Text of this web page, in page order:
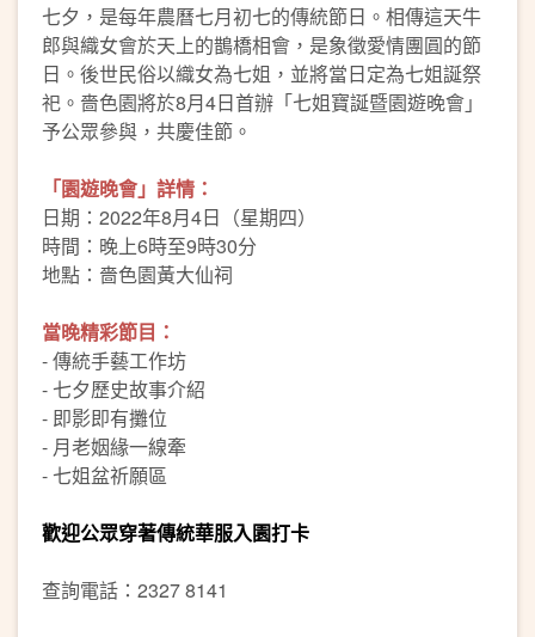
七夕，是每年農曆七月初七的傳統節日。相傳這天牛
郎與織女會於天上的鵲橋相會，是象徵愛情團圓的節
日。後世民俗以織女為七姐，並將當日定為七姐誕祭
祀。嗇色園將於8月4日首辦「七姐寶誕暨園遊晚會」
予公眾參與，共慶佳節。
「園遊晚會」詳情：
日期：2022年8月4日（星期四）
時間：晚上6時至9時30分
地點：嗇色園黃大仙祠
當晚精彩節目：
- 傳統手藝工作坊
- 七夕歷史故事介紹
- 即影即有攤位
- 月老姻緣一線牽
- 七姐盆祈願區
歡迎公眾穿著傳統華服入園打卡
查詢電話：2327 8141